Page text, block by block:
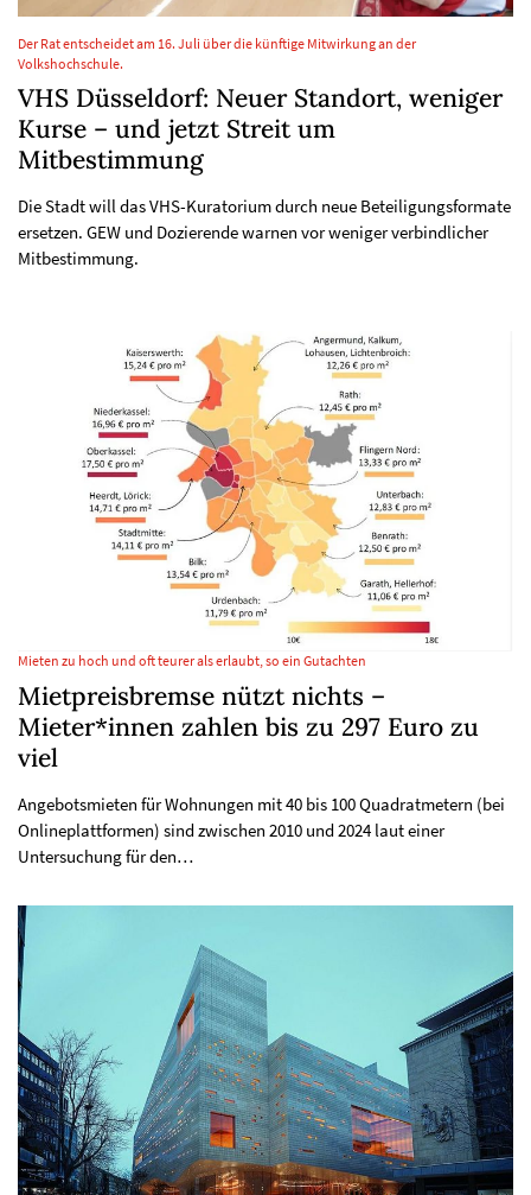
Der Rat entscheidet am 16. Juli über die künftige Mitwirkung an der
Volkshochschule.
VHS Düsseldorf: Neuer Standort, weniger
Kurse – und jetzt Streit um
Mitbestimmung
Die Stadt will das VHS-Kuratorium durch neue Beteiligungsformate
ersetzen. GEW und Dozierende warnen vor weniger verbindlicher
Mitbestimmung.
Mieten zu hoch und oft teurer als erlaubt, so ein Gutachten
Mietpreisbremse nützt nichts –
Mieter*innen zahlen bis zu 297 Euro zu
viel
Angebotsmieten für Wohnungen mit 40 bis 100 Quadratmetern (bei
Onlineplattformen) sind zwischen 2010 und 2024 laut einer
Untersuchung für den…